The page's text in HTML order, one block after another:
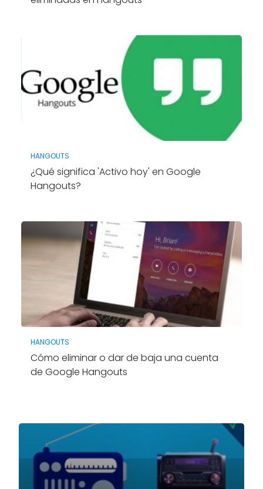
HANGOUTS
¿Qué significa 'Activo hoy' en Google
Hangouts?
HANGOUTS
Cómo eliminar o dar de baja una cuenta
de Google Hangouts